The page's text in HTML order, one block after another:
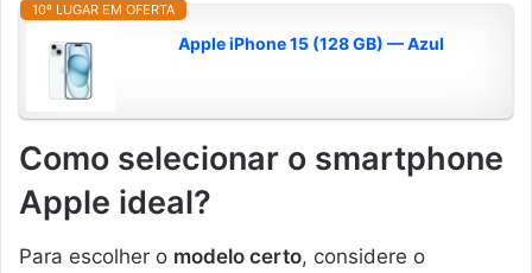
10º LUGAR EM OFERTA
Apple iPhone 15 (128 GB) — Azul
Como selecionar o smartphone
Apple ideal?
Para escolher o modelo certo, considere o